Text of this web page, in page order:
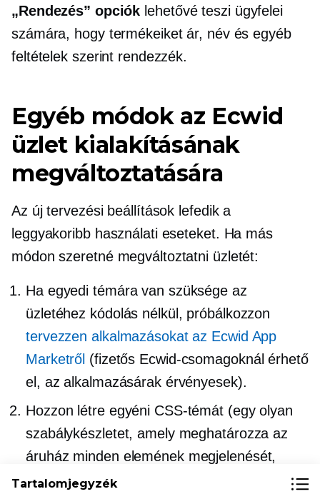
„Rendezés” opciók lehetővé teszi ügyfelei
számára, hogy termékeiket ár, név és egyéb
feltételek szerint rendezzék.
Egyéb módok az Ecwid
üzlet kialakításának
megváltoztatására
Az új tervezési beállítások lefedik a
leggyakoribb használati eseteket. Ha más
módon szeretné megváltoztatni üzletét:
Ha egyedi témára van szüksége az
üzletéhez kódolás nélkül, próbálkozzon
tervezzen alkalmazásokat az Ecwid App
Marketről (fizetős Ecwid-csomagoknál érhető
el, az alkalmazásárak érvényesek).
Hozzon létre egyéni CSS-témát (egy olyan
szabálykészletet, amely meghatározza az
áruház minden elemének megjelenését,
például a méretét, alakját vagy színét). A
Tartalomjegyzék